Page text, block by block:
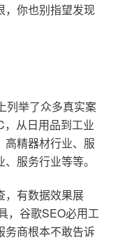
，你也别指望发现
列举了众多真实案
从日用品到工业
高精器材行业、服
服务行业等等。
，有数据效果展
，谷歌SEO必用工
务商根本不敢告诉